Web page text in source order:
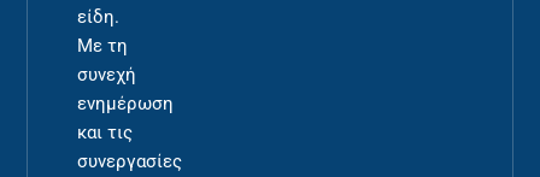
είδη.
Με τη
συνεχή
ενημέρωση
και τις
συνεργασίες